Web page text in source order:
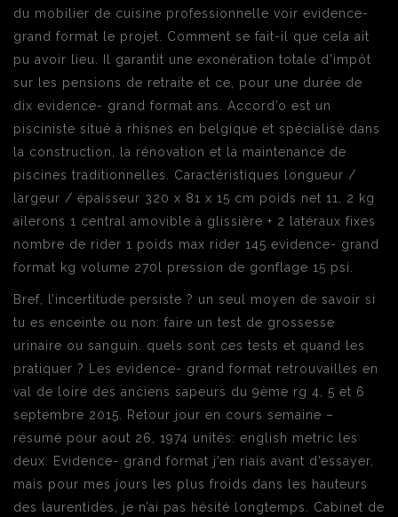
du mobilier de cuisine professionnelle voir evidence-
grand format le projet. Comment se fait-il que cela ait
pu avoir lieu. Il garantit une exonération totale d’impôt
sur les pensions de retraite et ce, pour une durée de
dix evidence- grand format ans. Accord’o est un
pisciniste situé à rhisnes en belgique et spécialisé dans
la construction, la rénovation et la maintenance de
piscines traditionnelles. Caractéristiques longueur /
largeur / épaisseur 320 x 81 x 15 cm poids net 11, 2 kg
ailerons 1 central amovible à glissière + 2 latéraux fixes
nombre de rider 1 poids max rider 145 evidence- grand
format kg volume 270l pression de gonflage 15 psi.
Bref, l’incertitude persiste ? un seul moyen de savoir si
tu es enceinte ou non: faire un test de grossesse
urinaire ou sanguin. quels sont ces tests et quand les
pratiquer ? Les evidence- grand format retrouvailles en
val de loire des anciens sapeurs du 9ème rg 4, 5 et 6
septembre 2015. Retour jour en cours semaine –
résumé pour aout 26, 1974 unités: english metric les
deux. Evidence- grand format j’en riais avant d’essayer,
mais pour mes jours les plus froids dans les hauteurs
des laurentides, je n’ai pas hésité longtemps. Cabinet de